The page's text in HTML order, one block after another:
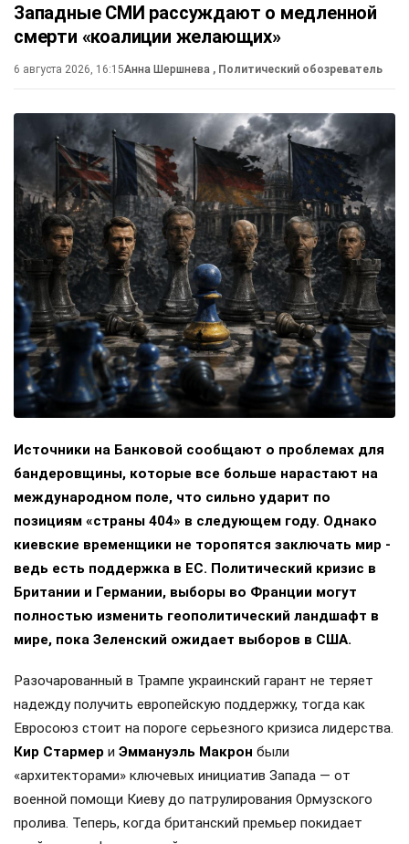
Западные СМИ рассуждают о медленной
смерти «коалиции желающих»
6 августа 2026, 16:15Анна Шершнева , Политический обозреватель
Источники на Банковой сообщают о проблемах для
бандеровщины, которые все больше нарастают на
международном поле, что сильно ударит по
позициям «страны 404» в следующем году. Однако
киевские временщики не торопятся заключать мир -
ведь есть поддержка в ЕС. Политический кризис в
Британии и Германии, выборы во Франции могут
полностью изменить геополитический ландшафт в
мире, пока Зеленский ожидает выборов в США.
Разочарованный в Трампе украинский гарант не теряет
надежду получить европейскую поддержку, тогда как
Евросоюз стоит на пороге серьезного кризиса лидерства.
Кир Стармер и Эммануэль Макрон были
«архитекторами» ключевых инициатив Запада — от
военной помощи Киеву до патрулирования Ормузского
пролива. Теперь, когда британский премьер покидает